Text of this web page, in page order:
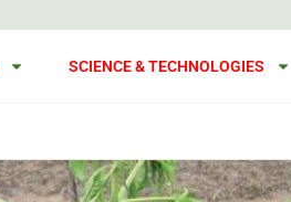
SCIENCE & TECHNOLOGIES